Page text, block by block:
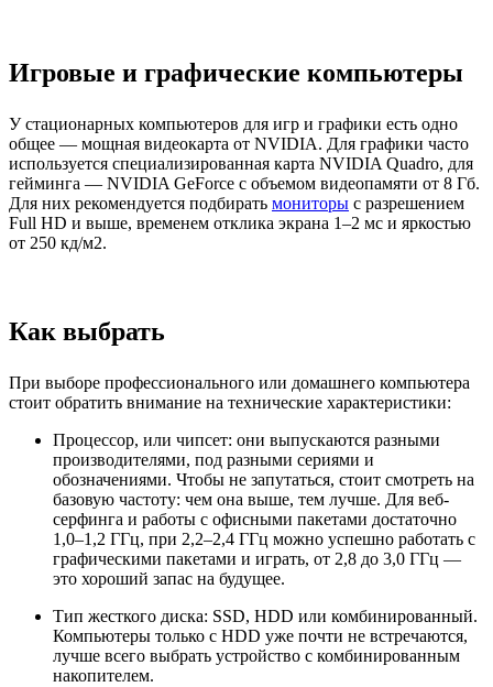
Игровые и графические компьютеры
У стационарных компьютеров для игр и графики есть одно
общее — мощная видеокарта от NVIDIA. Для графики часто
используется специализированная карта NVIDIA Quadro, для
гейминга — NVIDIA GeForce с объемом видеопамяти от 8 Гб.
Для них рекомендуется подбирать мониторы с разрешением
Full HD и выше, временем отклика экрана 1–2 мс и яркостью
от 250 кд/м2.
Как выбрать
При выборе профессионального или домашнего компьютера
стоит обратить внимание на технические характеристики:
Процессор, или чипсет: они выпускаются разными
производителями, под разными сериями и
обозначениями. Чтобы не запутаться, стоит смотреть на
базовую частоту: чем она выше, тем лучше. Для веб-
серфинга и работы с офисными пакетами достаточно
1,0–1,2 ГГц, при 2,2–2,4 ГГц можно успешно работать с
графическими пакетами и играть, от 2,8 до 3,0 ГГц —
это хороший запас на будущее.
Тип жесткого диска: SSD, HDD или комбинированный.
Компьютеры только с HDD уже почти не встречаются,
лучше всего выбрать устройство с комбинированным
накопителем.